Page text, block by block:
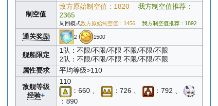
制空值
敌方原始制空值：1820
我方制空值推荐：
2365
周回模式敌方原始制空值：1456 我方制空值推荐：1892
通关奖励 2 1500
舰船限定
1队：不限/不限/不限 不限/不限/不限
2队：不限/不限/不限 不限/不限/不限
属性要求
平均等级>110
敌舰等级
经验+
110
：660 、
：726 、
：792 、
：890